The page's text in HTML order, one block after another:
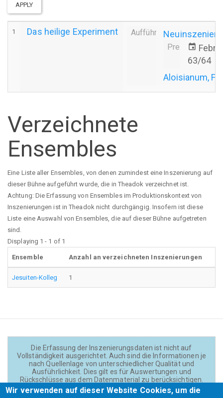
APPLY
1 Das heilige Experiment Aufführung
Premiere
event
63/64
Aloisianum,
Verzeichnete
Ensembles
Eine Liste aller Ensembles, von denen zumindest eine Inszenierung auf
dieser Bühne aufgeführt wurde, die in Theadok verzeichnet ist.
Achtung: Die Erfassung von Ensembles im Produktionskontext von
Inszenierungen ist in Theadok nicht durchgängig. Insofern ist diese
Liste eine Auswahl von Ensembles, die auf dieser Bühne aufgetreten
sind.
Displaying 1 - 1 of 1
Ensemble Anzahl an verzeichneten Inszenierungen
Jesuiten-Kolleg 1
Die Erfassung der Inszenierungsdaten ist nicht auf
Vollständigkeit ausgerichtet. Auch sind die Informationen je
nach Quellenlage von unterschiedlicher Qualität und
Ausführlichkeit. Dies gilt es für Auswertungen und
Rückschlüsse aus dem Datenmaterial zu berücksichtigen.
Daten und Texte auf der Website sind - wenn nicht anders
angegeben - lizensiert unterCC BY 4.0(Creator:
Wir verwenden auf dieser Website Cookies, um die